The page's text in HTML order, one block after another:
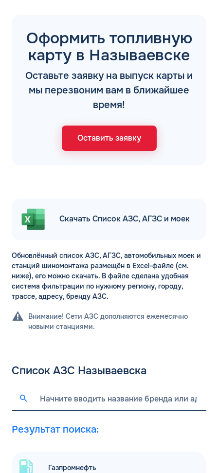
Оформить топливную
карту в Называевске
Оставьте заявку на выпуск карты и
мы перезвоним вам в ближайшее
время!
Оставить заявку
Скачать Список АЗС, АГЗС и моек
Обновлённый список АЗС, АГЗС, автомобильных моек и
станций шиномонтажа размещён в Excel-файле (см.
ниже), его можно скачать. В файле сделана удобная
система фильтрации по нужному региону, городу,
трассе, адресу, бренду АЗС.
Внимание! Сети АЗС дополняются ежемесячно
новыми станциями.
Список АЗС Называевска
Результат поиска:
Газпромнефть